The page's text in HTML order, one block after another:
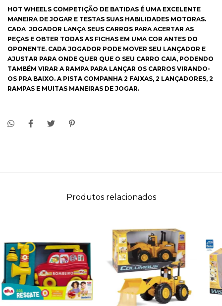
HOT WHEELS COMPETIÇÃO DE BATIDAS É UMA EXCELENTE
MANEIRA DE JOGAR E TESTAS SUAS HABILIDADES MOTORAS.
CADA JOGADOR LANÇA SEUS CARROS PARA ACERTAR AS
PEÇAS E OBTER TODAS AS FICHAS EM UMA COR ANTES DO
OPONENTE. CADA JOGADOR PODE MOVER SEU LANÇADOR E
AJUSTAR PARA ONDE QUER QUE O SEU CARRO CAIA, PODENDO
TAMBÉM VIRAR A RAMPA PARA LANÇAR OS CARROS VIRANDO-
OS PRA BAIXO. A PISTA COMPANHA 2 FAIXAS, 2 LANÇADORES, 2
RAMPAS E MUITAS MANEIRAS DE JOGAR.
Produtos relacionados